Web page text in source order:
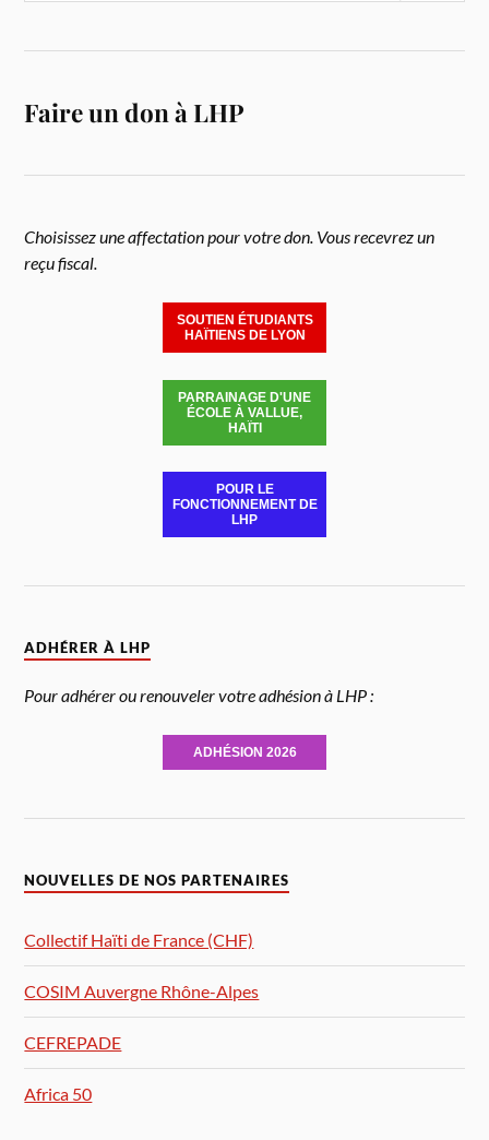
Faire un don à LHP
Choisissez une affectation pour votre don. Vous recevrez un
reçu fiscal.
SOUTIEN ÉTUDIANTS
HAÏTIENS DE LYON
PARRAINAGE D'UNE
ÉCOLE À VALLUE,
HAÏTI
POUR LE
FONCTIONNEMENT DE
LHP
ADHÉRER À LHP
Pour adhérer ou renouveler votre adhésion à LHP :
ADHÉSION 2026
NOUVELLES DE NOS PARTENAIRES
Collectif Haïti de France (CHF)
COSIM Auvergne Rhône-Alpes
CEFREPADE
Africa 50